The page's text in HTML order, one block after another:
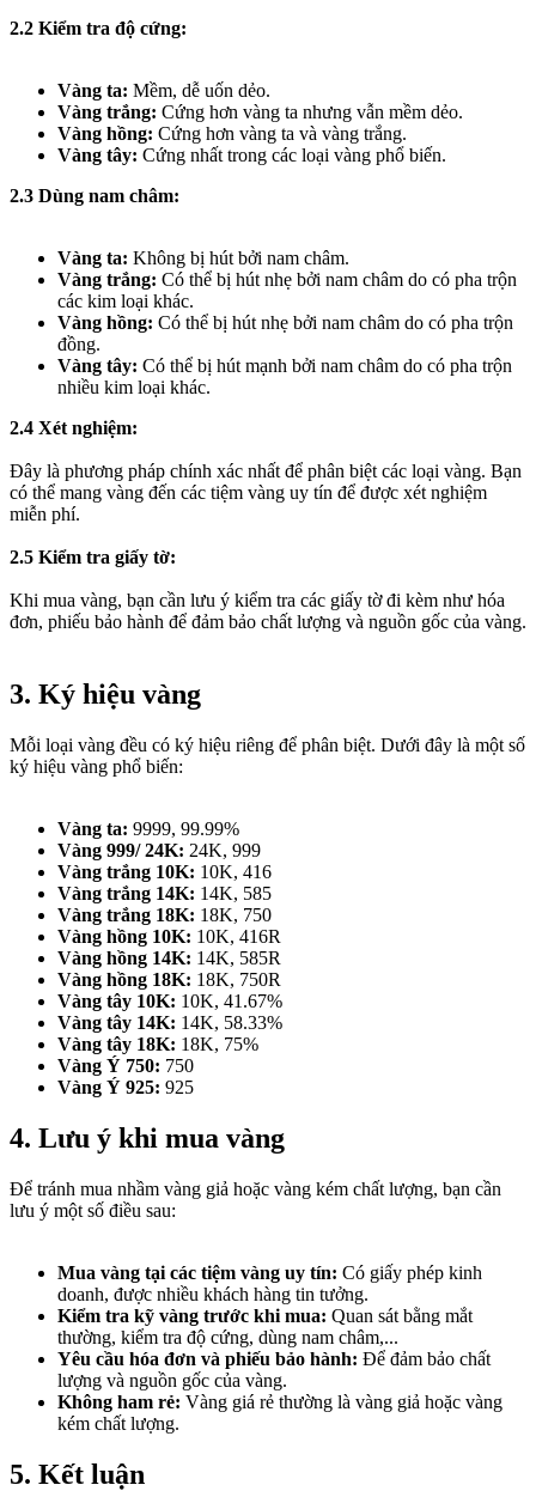
2.2 Kiểm tra độ cứng:
Vàng ta: Mềm, dễ uốn dẻo.
Vàng trắng: Cứng hơn vàng ta nhưng vẫn mềm dẻo.
Vàng hồng: Cứng hơn vàng ta và vàng trắng.
Vàng tây: Cứng nhất trong các loại vàng phổ biến.
2.3 Dùng nam châm:
Vàng ta: Không bị hút bởi nam châm.
Vàng trắng: Có thể bị hút nhẹ bởi nam châm do có pha trộn
các kim loại khác.
Vàng hồng: Có thể bị hút nhẹ bởi nam châm do có pha trộn
đồng.
Vàng tây: Có thể bị hút mạnh bởi nam châm do có pha trộn
nhiều kim loại khác.
2.4 Xét nghiệm:
Đây là phương pháp chính xác nhất để phân biệt các loại vàng. Bạn
có thể mang vàng đến các tiệm vàng uy tín để được xét nghiệm
miễn phí.
2.5 Kiểm tra giấy tờ:
Khi mua vàng, bạn cần lưu ý kiểm tra các giấy tờ đi kèm như hóa
đơn, phiếu bảo hành để đảm bảo chất lượng và nguồn gốc của vàng.
3. Ký hiệu vàng​
Mỗi loại vàng đều có ký hiệu riêng để phân biệt. Dưới đây là một số
ký hiệu vàng phổ biến:
Vàng ta: 9999, 99.99%
Vàng 999/ 24K: 24K, 999
Vàng trắng 10K: 10K, 416
Vàng trắng 14K: 14K, 585
Vàng trắng 18K: 18K, 750
Vàng hồng 10K: 10K, 416R
Vàng hồng 14K: 14K, 585R
Vàng hồng 18K: 18K, 750R
Vàng tây 10K: 10K, 41.67%
Vàng tây 14K: 14K, 58.33%
Vàng tây 18K: 18K, 75%
Vàng Ý 750: 750
Vàng Ý 925: 925
4. Lưu ý khi mua vàng​
Để tránh mua nhầm vàng giả hoặc vàng kém chất lượng, bạn cần
lưu ý một số điều sau:
Mua vàng tại các tiệm vàng uy tín: Có giấy phép kinh
doanh, được nhiều khách hàng tin tưởng.
Kiểm tra kỹ vàng trước khi mua: Quan sát bằng mắt
thường, kiểm tra độ cứng, dùng nam châm,...
Yêu cầu hóa đơn và phiếu bảo hành: Để đảm bảo chất
lượng và nguồn gốc của vàng.
Không ham rẻ: Vàng giá rẻ thường là vàng giả hoặc vàng
kém chất lượng.
5. Kết luận​